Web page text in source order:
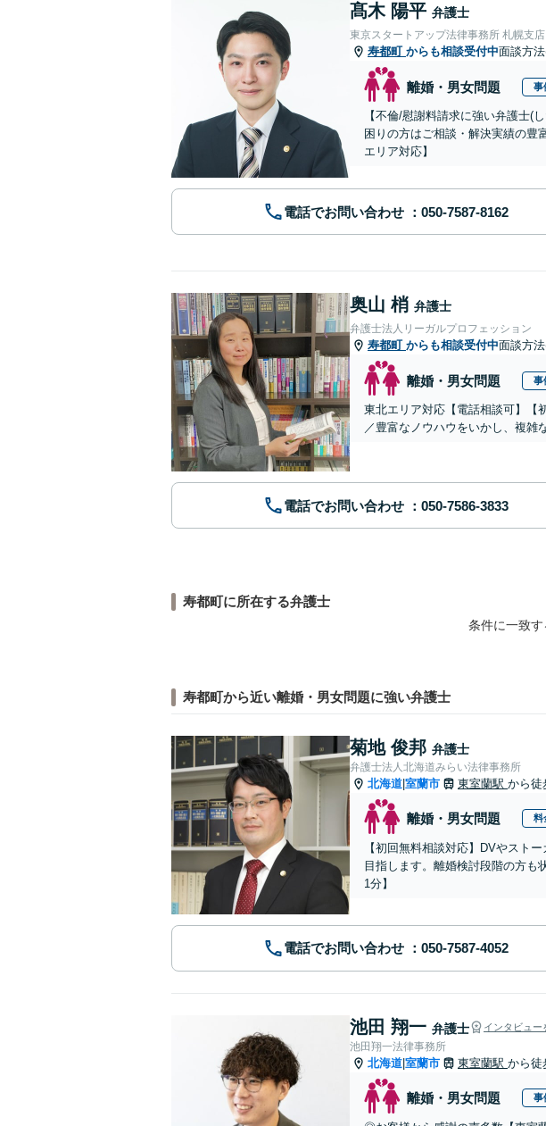
髙木 陽平 弁護士
東京スタートアップ法律事務所 札幌支店
寿都町 からも相談受付中面談方
離婚・男女問題 事
【不倫/慰謝料請求に強い弁護士(
困りの方はご相談・解決実績の豊
エリア対応】
電話でお問い合わせ
奥山 梢 弁護士
弁護士法人リーガルプロフェッション
寿都町 からも相談受付中面談方
離婚・男女問題 事
東北エリア対応【電話相談可】【
／豊富なノウハウをいかし、複雑
電話でお問い合わせ
寿都町に所在する弁護士
条件に一致
寿都町から近い離婚・男女問題に強い弁護士
菊地 俊邦 弁護士
弁護士法人北海道みらい法律事務所
北海道 室蘭市 東室蘭駅 から徒
離婚・男女問題 料
【初回無料相談対応】DVやスト
目指します。離婚検討段階の方も
1分】
電話でお問い合わせ
池田 翔一 弁護士 インタビュー
池田翔一法律事務所
北海道 室蘭市 東室蘭駅 から徒
離婚・男女問題 事